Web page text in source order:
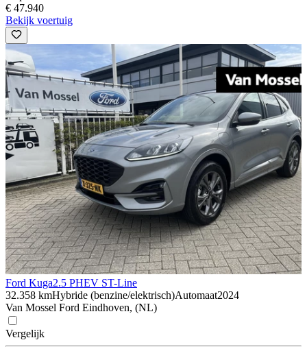
€ 47.940
Bekijk voertuig
Ford Kuga2.5 PHEV ST-Line
32.358 kmHybride (benzine/elektrisch)Automaat2024
Van Mossel Ford Eindhoven, (NL)
Vergelijk